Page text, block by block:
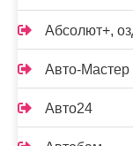
Абсолют+,
Авто-Мастер
Авто24